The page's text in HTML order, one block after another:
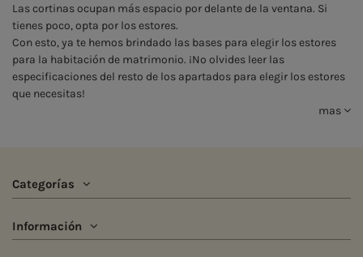
Las cortinas ocupan más espacio por delante de la ventana. Si
tienes poco, opta por los estores.
Con esto, ya te hemos brindado las bases para elegir los estores
para la habitación de matrimonio. ¡No olvides leer las
especificaciones del resto de los apartados para elegir los estores
que necesitas!
mas
Categorías
Información